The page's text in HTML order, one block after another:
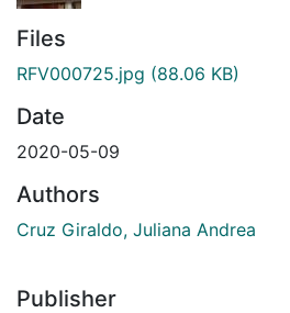
Files
RFV000725.jpg (88.06 KB)
Date
2020-05-09
Authors
Cruz Giraldo, Juliana Andrea
Publisher